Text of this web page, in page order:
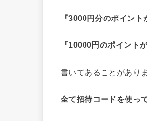
『3000円分のポイント
『10000円のポイント
書いてあることがあり
全て招待コードを使っ